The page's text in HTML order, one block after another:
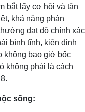
bắt lấy cơ hội và tận
khả năng phán
đạt độ chính xác
bình tĩnh, kiên định
không bao giờ bốc
không phải là cách
sống: